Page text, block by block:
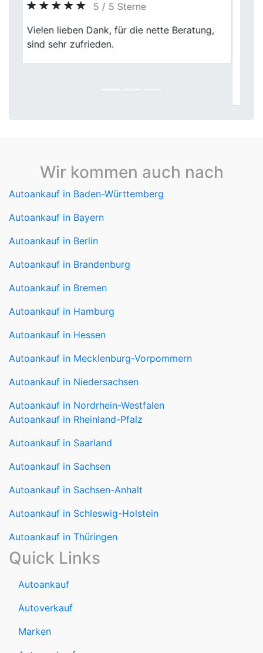
5 / 5 Sterne
Der Verkauf meines Autos bei First Car
Center war eine gute Erfahrung. Die
Previous
Wir kommen auch nach
Autoankauf in Baden-Württemberg
Autoankauf in Bayern
Autoankauf in Berlin
Autoankauf in Brandenburg
Autoankauf in Bremen
Autoankauf in Hamburg
Autoankauf in Hessen
Autoankauf in Mecklenburg-Vorpommern
Autoankauf in Niedersachsen
Autoankauf in Nordrhein-Westfalen
Autoankauf in Rheinland-Pfalz
Autoankauf in Saarland
Autoankauf in Sachsen
Autoankauf in Sachsen-Anhalt
Autoankauf in Schleswig-Holstein
Autoankauf in Thüringen
Quick Links
Autoankauf
Autoverkauf
Marken